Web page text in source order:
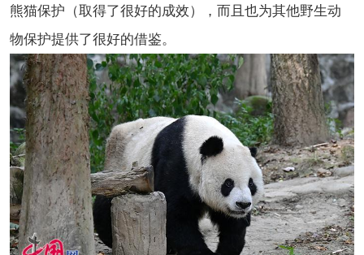
熊猫保护（取得了很好的成效），而且也为其他野生动
物保护提供了很好的借鉴。